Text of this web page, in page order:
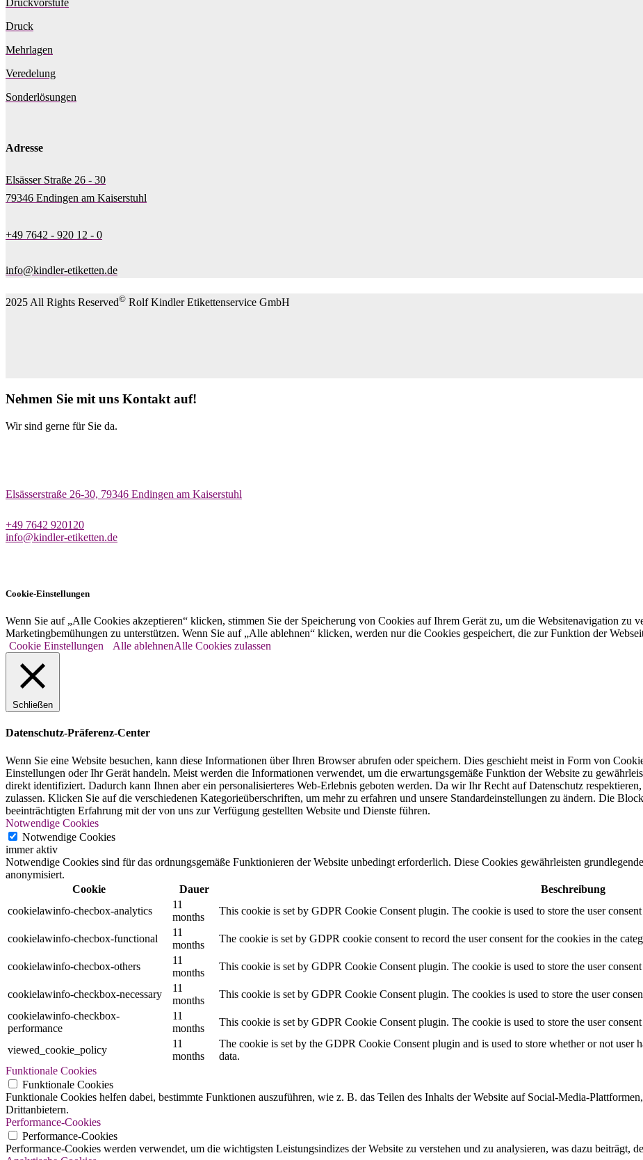
Druck
Mehrlagen
Veredelung
Sonderlösungen
Adresse
Elsässer Straße 26 - 30
79346 Endingen am Kaiserstuhl
+49 7642 - 920 12 - 0
info@kindler-etiketten.de
2025 All Rights Reserved© Rolf Kindler Etikettenservice GmbH
Nehmen Sie mit uns Kontakt auf!
Wir sind gerne für Sie da.
Elsässerstraße 26-30, 79346 Endingen am Kaiserstuhl
+49 7642 920120
info@kindler-etiketten.de
Cookie-Einstellungen
Wenn Sie auf „Alle Cookies akzeptieren“ klicken, stimmen Sie der Speicherung von Cookies auf Ihrem Gerät zu, um die Websitenavigation zu
Marketingbemühungen zu unterstützen. Wenn Sie auf „Alle ablehnen“ klicken, werden nur die Cookies gespeichert, die zur Funktion der
Cookie Einstellungen
Alle ablehnenAlle Cookies zulassen
Schließen
Datenschutz-Präferenz-Center
Wenn Sie eine Website besuchen, kann diese Informationen über Ihren Browser abrufen oder speichern. Dies geschieht meist in Form von
Einstellungen oder Ihr Gerät handeln. Meist werden die Informationen verwendet, um die erwartungsgemäße Funktion der Website zu
direkt identifiziert. Dadurch kann Ihnen aber ein personalisierteres Web-Erlebnis geboten werden. Da wir Ihr Recht auf Datenschutz
zulassen. Klicken Sie auf die verschiedenen Kategorieüberschriften, um mehr zu erfahren und unsere Standardeinstellungen zu ändern. Die
beeinträchtigten Erfahrung mit der von uns zur Verfügung gestellten Website und Dienste führen.
Notwendige Cookies
Notwendige Cookies
immer aktiv
Notwendige Cookies sind für das ordnungsgemäße Funktionieren der Website unbedingt erforderlich. Diese Cookies gewährleisten
anonymisiert.
Cookie
Dauer
Beschreibung
cookielawinfo-checbox-analytics
11
months
This cookie is set by GDPR Cookie Consent plugin. The cookie is used to store the user
cookielawinfo-checbox-functional
11
months
The cookie is set by GDPR cookie consent to record the user consent for the cookies in the
cookielawinfo-checbox-others
11
months
This cookie is set by GDPR Cookie Consent plugin. The cookie is used to store the user
cookielawinfo-checkbox-necessary
11
months
This cookie is set by GDPR Cookie Consent plugin. The cookies is used to store the user
cookielawinfo-checkbox-
performance
11
months
This cookie is set by GDPR Cookie Consent plugin. The cookie is used to store the user
viewed_cookie_policy
11
months
The cookie is set by the GDPR Cookie Consent plugin and is used to store whether or not user
data.
Funktionale Cookies
Funktionale Cookies
Funktionale Cookies helfen dabei, bestimmte Funktionen auszuführen, wie z. B. das Teilen des Inhalts der Website auf Social-Media-
Drittanbietern.
Performance-Cookies
Performance-Cookies
Performance-Cookies werden verwendet, um die wichtigsten Leistungsindizes der Website zu verstehen und zu analysieren, was dazu beiträgt,